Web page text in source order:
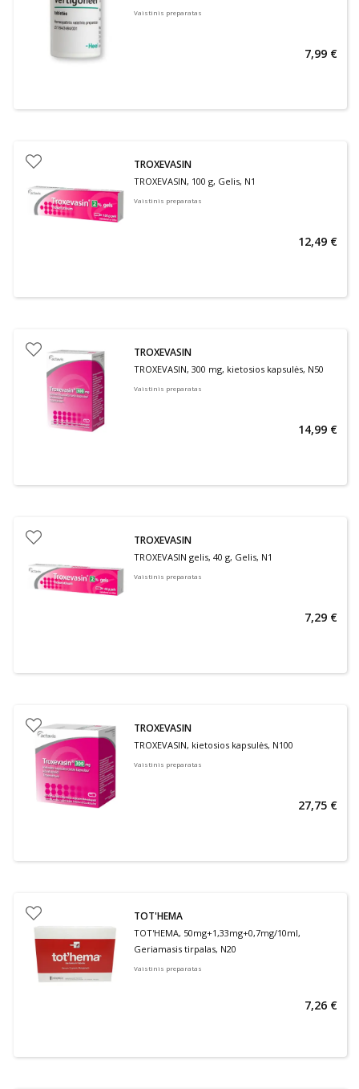
Vaistinis preparatas
7,99 €
TROXEVASIN
TROXEVASIN, 100 g, Gelis, N1
Vaistinis preparatas
12,49 €
TROXEVASIN
TROXEVASIN, 300 mg, kietosios kapsulės, N50
Vaistinis preparatas
14,99 €
TROXEVASIN
TROXEVASIN gelis, 40 g, Gelis, N1
Vaistinis preparatas
7,29 €
TROXEVASIN
TROXEVASIN, kietosios kapsulės, N100
Vaistinis preparatas
27,75 €
TOT'HEMA
TOT'HEMA, 50mg+1,33mg+0,7mg/10ml,
Geriamasis tirpalas, N20
Vaistinis preparatas
7,26 €